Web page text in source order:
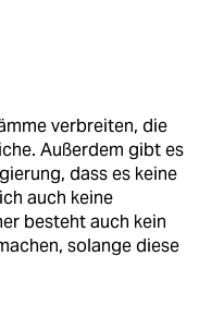
verbreiten, die
Außerdem gibt es
dass es keine
auch keine
besteht auch kein
solange diese